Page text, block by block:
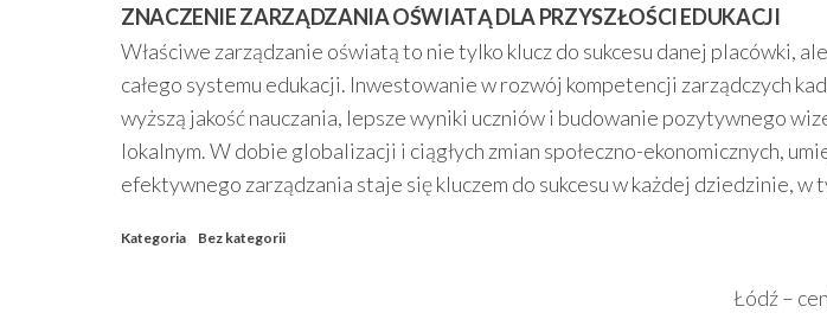
ZNACZENIE ZARZĄDZANIA OŚWIATĄ DLA PRZYSZŁOŚCI EDUKACJI
Właściwe zarządzanie oświatą to nie tylko klucz do sukcesu danej placówki,
całego systemu edukacji. Inwestowanie w rozwój kompetencji zarządczych
wyższą jakość nauczania, lepsze wyniki uczniów i budowanie pozytywnego
lokalnym. W dobie globalizacji i ciągłych zmian społeczno-ekonomicznych,
efektywnego zarządzania staje się kluczem do sukcesu w każdej dziedzinie, w
Kategoria Bez kategorii
Łódź –